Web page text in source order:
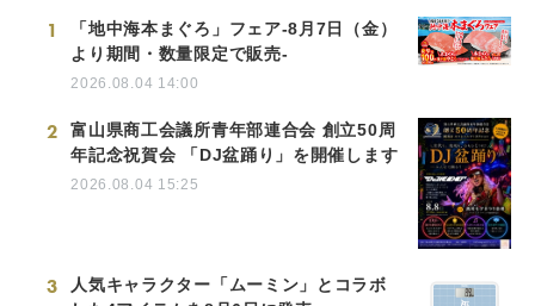
1
「地中海本まぐろ」フェア-8月7日（金）
より期間・数量限定で販売-
2026.08.04 14:00
2
富山県商工会議所青年部連合会 創立50周
年記念祝賀会 「DJ盆踊り」を開催します
2026.08.04 15:25
3
人気キャラクター「ムーミン」とコラボ